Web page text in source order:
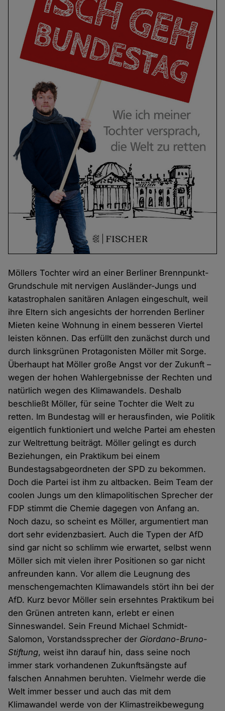
Möllers Tochter wird an einer Berliner Brennpunkt-
Grundschule mit nervigen Ausländer-Jungs und
katastrophalen sanitären Anlagen eingeschult, weil
ihre Eltern sich angesichts der horrenden Berliner
Mieten keine Wohnung in einem besseren Viertel
leisten können. Das erfüllt den zunächst durch und
durch linksgrünen Protagonisten Möller mit Sorge.
Überhaupt hat Möller große Angst vor der Zukunft –
wegen der hohen Wahlergebnisse der Rechten und
natürlich wegen des Klimawandels. Deshalb
beschließt Möller, für seine Tochter die Welt zu
retten. Im Bundestag will er herausfinden, wie Politik
eigentlich funktioniert und welche Partei am ehesten
zur Weltrettung beiträgt. Möller gelingt es durch
Beziehungen, ein Praktikum bei einem
Bundestagsabgeordneten der SPD zu bekommen.
Doch die Partei ist ihm zu altbacken. Beim Team der
coolen Jungs um den klimapolitischen Sprecher der
FDP stimmt die Chemie dagegen von Anfang an.
Noch dazu, so scheint es Möller, argumentiert man
dort sehr evidenzbasiert. Auch die Typen der AfD
sind gar nicht so schlimm wie erwartet, selbst wenn
Möller sich mit vielen ihrer Positionen so gar nicht
anfreunden kann. Vor allem die Leugnung des
menschengemachten Klimawandels stört ihn bei der
AfD. Kurz bevor Möller sein ersehntes Praktikum bei
den Grünen antreten kann, erlebt er einen
Sinneswandel. Sein Freund Michael Schmidt-
Salomon, Vorstandssprecher der Giordano-Bruno-
Stiftung, weist ihn darauf hin, dass seine noch
immer stark vorhandenen Zukunftsängste auf
falschen Annahmen beruhten. Vielmehr werde die
Welt immer besser und auch das mit dem
Klimawandel werde von der Klimastreikbewegung